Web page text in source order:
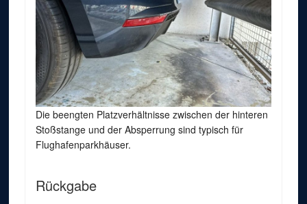
Die beengten Platzverhältnisse zwischen der hinteren
Stoßstange und der Absperrung sind typisch für
Flughafenparkhäuser.
Rückgabe